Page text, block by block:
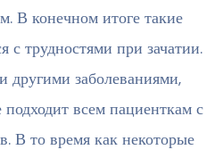
В конечном итоге такие
с трудностями при зачатии.
другими заболеваниями,
всем пациенткам с
В то время как некоторые